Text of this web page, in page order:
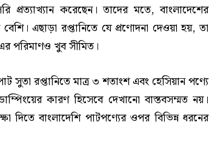
প্রত্যাখ্যান করেছেন। তাদের মতে, বাংলাদেশের
এছাড়া রপ্তানিতে যে প্রণোদনা দেওয়া হয়, তা
পরিমাণও খুব সীমিত।
সুতা রপ্তানিতে মাত্র ৩ শতাংশ এবং হেসিয়ান পণ্যে
কারণ হিসেবে দেখানো বাস্তবসম্মত নয়।
দিতে বাংলাদেশি পাটপণ্যের ওপর বিভিন্ন ধরনের